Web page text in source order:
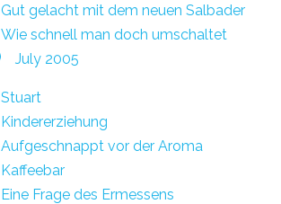
Gut gelacht mit dem neuen Salbader
Wie schnell man doch umschaltet
July 2005
Stuart
Kindererziehung
Aufgeschnappt vor der Aroma
Kaffeebar
Eine Frage des Ermessens